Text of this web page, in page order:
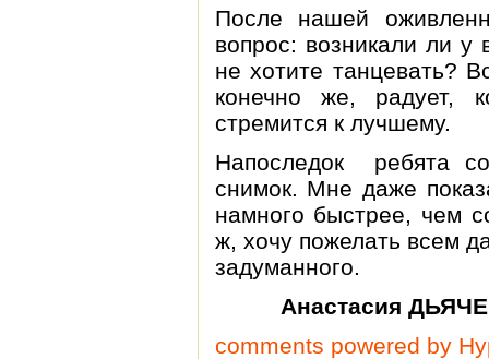
После нашей
вопрос: возникали ли
не хотите танцевать?
конечно же, радует,
стремится к лучшему.
Напоследок ребята
снимок. Мне даже
намного быстрее, чем
ж, хочу пожелать всем
задуманного.
Анастасия
comments powered by